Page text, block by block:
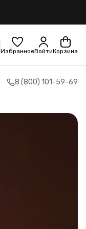
ИзбранноеВойтиКорзина
8 (800) 101-59-69